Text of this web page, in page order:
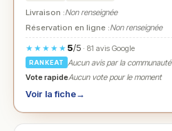
Livraison :Non renseignée
Réservation en ligne :Non renseignée
★★★★★ 5/5· 81 avis Google
RANKEAT
Aucun avis par la communauté
Vote rapideAucun vote pour le moment
Voir la fiche→